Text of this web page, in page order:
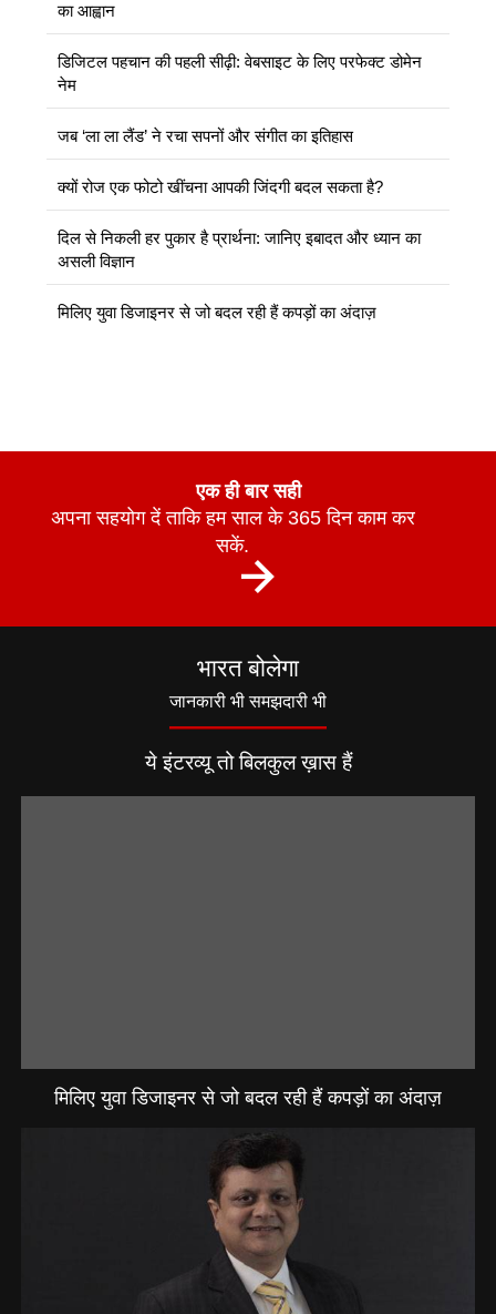
का आह्वान
डिजिटल पहचान की पहली सीढ़ी: वेबसाइट के लिए परफेक्ट डोमेन
नेम
जब ‘ला ला लैंड’ ने रचा सपनों और संगीत का इतिहास
क्यों रोज एक फोटो खींचना आपकी जिंदगी बदल सकता है?
दिल से निकली हर पुकार है प्रार्थना: जानिए इबादत और ध्यान का
असली विज्ञान
मिलिए युवा डिजाइनर से जो बदल रही हैं कपड़ों का अंदाज़
एक ही बार सही
अपना सहयोग दें ताकि हम साल के 365 दिन काम कर
सकें.
भारत बोलेगा
जानकारी भी समझदारी भी
ये इंटरव्यू तो बिलकुल ख़ास हैं
मिलिए युवा डिजाइनर से जो बदल रही हैं कपड़ों का अंदाज़